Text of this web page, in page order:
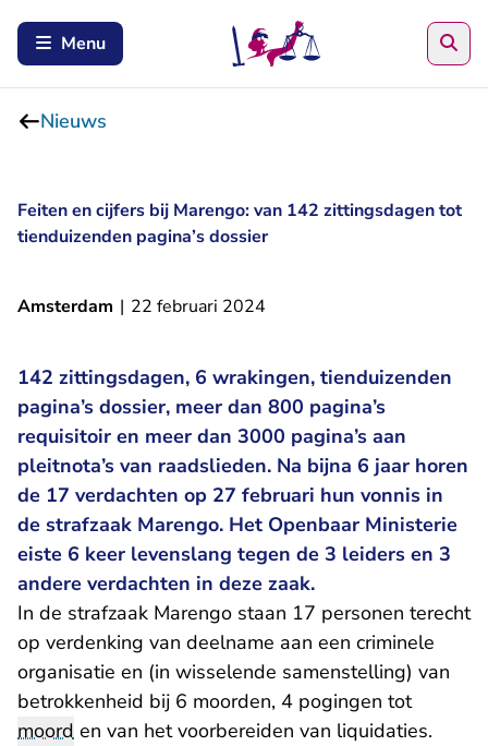
Menu
Nieuws
Feiten en cijfers bij Marengo: van 142 zittingsdagen tot
tienduizenden pagina’s dossier
Amsterdam | 22 februari 2024
142 zittingsdagen, 6 wrakingen, tienduizenden
pagina’s dossier, meer dan 800 pagina’s
requisitoir en meer dan 3000 pagina’s aan
pleitnota’s van raadslieden. Na bijna 6 jaar horen
de 17 verdachten op 27 februari hun vonnis in
de strafzaak Marengo. Het Openbaar Ministerie
eiste 6 keer levenslang tegen de 3 leiders en 3
andere verdachten in deze zaak.
In de strafzaak Marengo staan 17 personen terecht
op verdenking van deelname aan een criminele
organisatie en (in wisselende samenstelling) van
betrokkenheid bij 6 moorden, 4 pogingen tot
moord en van het voorbereiden van liquidaties.